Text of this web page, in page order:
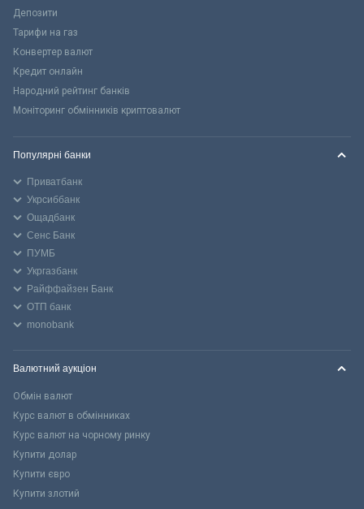
Депозити
Тарифи на газ
Конвертер валют
Кредит онлайн
Народний рейтинг банків
Моніторинг обмінників криптовалют
Популярні банки
Приватбанк
Укрсиббанк
Ощадбанк
Сенс Банк
ПУМБ
Укргазбанк
Райффайзен Банк
ОТП банк
monobank
Валютний аукціон
Обмін валют
Курс валют в обмінниках
Курс валют на чорному ринку
Купити долар
Купити євро
Купити злотий